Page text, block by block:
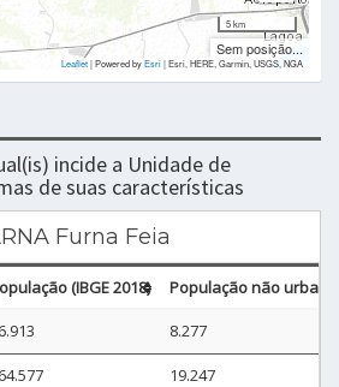
5 km
Sem posição...
Leaflet| Powered byEsri|Esri, HERE, Garmin, USGS, NGA
incide a Unidade de
de suas características
Furna Feia
(IBGE 2018)
População não urbana
8.277
19.247